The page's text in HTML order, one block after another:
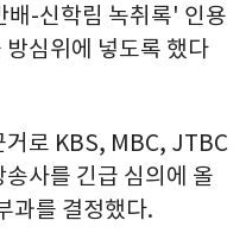
배-신학림 녹취록' 인용
심위에 넣도록 했다
거로 KBS, MBC, JTBC
사를 긴급 심의에 올
과를 결정했다.